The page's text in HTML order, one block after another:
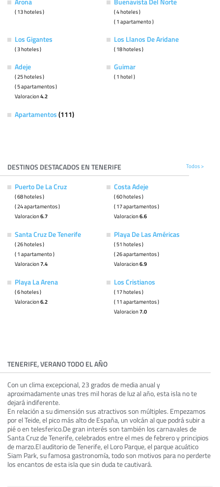
( 13 hoteles )
( 4 hoteles )
( 1 apartamento )
Los Gigantes
( 3 hoteles )
Los Llanos De Aridane
( 18 hoteles )
Adeje
( 25 hoteles )
( 5 apartamentos )
Valoracion4.2
Guimar
( 1 hotel )
Apartamentos (111)
DESTINOS DESTACADOS EN TENERIFE Todos >
Puerto De La Cruz
( 68 hoteles )
( 24 apartamentos )
Valoracion6.7
Costa Adeje
( 60 hoteles )
( 17 apartamentos )
Valoracion6.6
Santa Cruz De Tenerife
( 26 hoteles )
( 1 apartamento )
Valoracion7.4
Playa De Las Américas
( 51 hoteles )
( 26 apartamentos )
Valoracion6.9
Playa La Arena
( 6 hoteles )
Valoracion6.2
Los Cristianos
( 17 hoteles )
( 11 apartamentos )
Valoracion7.0
TENERIFE, VERANO TODO EL AÑO
Con un clima excepcional, 23 grados de media anual y
aproximadamente unas tres mil horas de luz al año, esta isla no te
dejará indiferente.
En relación a su dimensión sus atractivos son múltiples. Empezamos
por el Teide, el pico más alto de España, un volcán al que podrá subir a
pié o en telesferico.De gran interés son también los carnavales de
Santa Cruz de Tenerife, celebrados entre el mes de febrero y principios
de marzo.El auditorio de Tenerife, el Loro Parque, el parque acuático
Siam Park, su famosa gastronomía, todo son motivos para no perderte
los encantos de esta isla que sin duda te cautivará.